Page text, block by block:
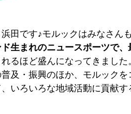
田です♪モルックはみなさん
生まれのニュースポーツで、
れるほど盛んになってきました
及・振興のほか、モルックを
いろいろな地域活動に貢献す